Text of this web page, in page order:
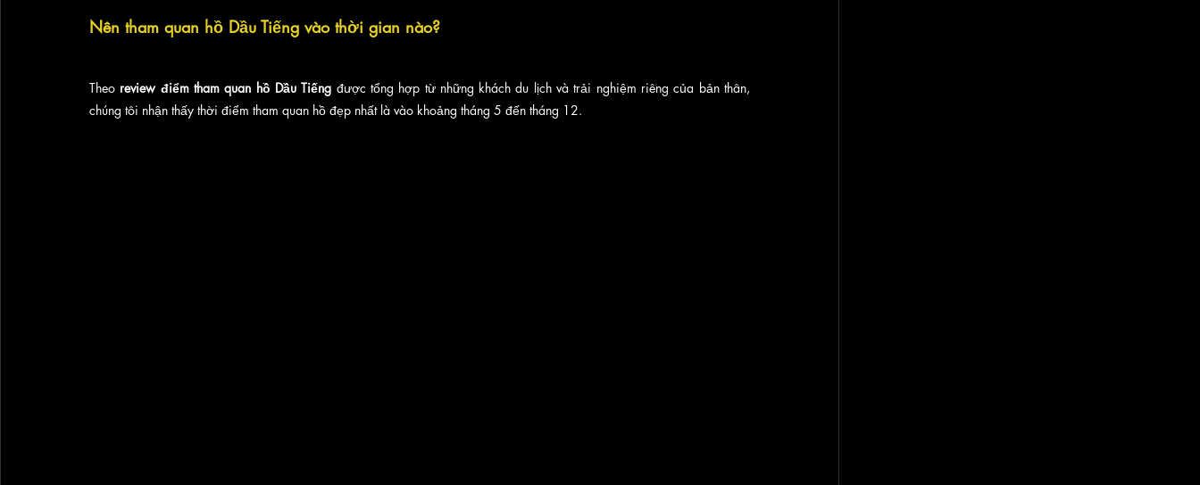
Nên tham quan hồ Dầu Tiếng vào thời gian nào?
Theo review điểm tham quan hồ Dầu Tiếng được tổng hợp từ những khách du lịch và trải nghiệm riêng của bản thân,
chúng tôi nhận thấy thời điểm tham quan hồ đẹp nhất là vào khoảng tháng 5 đến tháng 12.